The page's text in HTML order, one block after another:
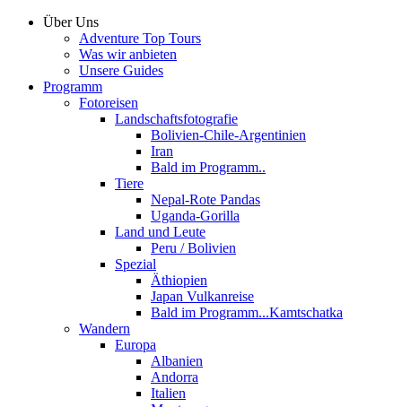
Über Uns
Adventure Top Tours
Was wir anbieten
Unsere Guides
Programm
Fotoreisen
Landschaftsfotografie
Bolivien-Chile-Argentinien
Iran
Bald im Programm..
Tiere
Nepal-Rote Pandas
Uganda-Gorilla
Land und Leute
Peru / Bolivien
Spezial
Äthiopien
Japan Vulkanreise
Bald im Programm...Kamtschatka
Wandern
Europa
Albanien
Andorra
Italien